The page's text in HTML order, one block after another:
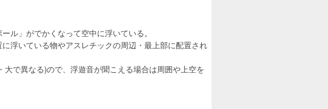
ル」がでかくなって空中に浮いている。
浮いている物やアスレチックの周辺・最上部に配置され
で異なる)ので、浮遊音が聞こえる場合は周囲や上空を